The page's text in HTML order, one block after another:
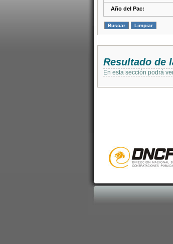
Año del Pac:
Resultado de
En esta sección podrá